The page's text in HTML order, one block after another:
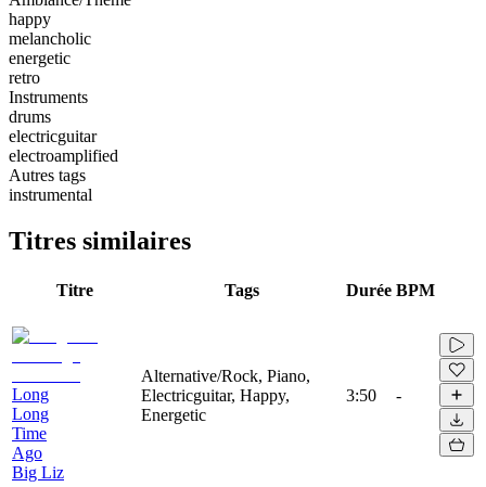
happy
melancholic
energetic
retro
Instruments
drums
electricguitar
electroamplified
Autres tags
instrumental
Titres similaires
Titre Tags Durée BPM
Long
Long
Time
Ago
Big Liz
Alternative/Rock, Piano,
Electricguitar, Happy,
Energetic
3:50 -